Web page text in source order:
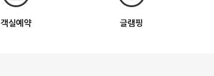
객실예약 글램핑